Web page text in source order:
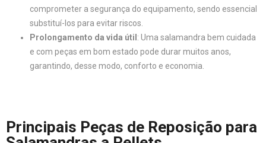
comprometer a segurança do equipamento, sendo essencial
substituí-los para evitar riscos.
Prolongamento da vida útil : Uma salamandra bem cuidada
e com peças em bom estado pode durar muitos anos,
garantindo, desse modo, conforto e economia.
Principais Peças de Reposição para